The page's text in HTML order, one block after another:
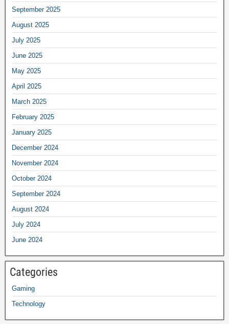
September 2025
August 2025
July 2025
June 2025
May 2025
April 2025
March 2025
February 2025
January 2025
December 2024
November 2024
October 2024
September 2024
August 2024
July 2024
June 2024
Categories
Gaming
Technology